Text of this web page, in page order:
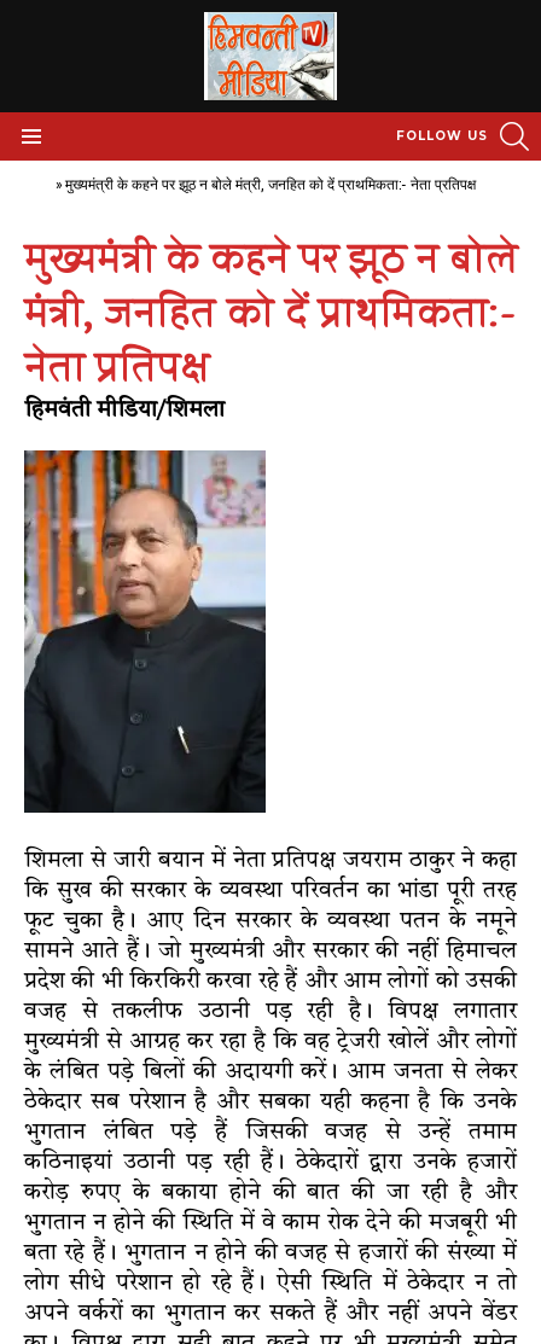
FOLLOW US
» मुख्यमंत्री के कहने पर झूठ न बोले मंत्री, जनहित को दें प्राथमिकता:- नेता प्रतिपक्ष
मुख्यमंत्री के कहने पर झूठ न बोले
मंत्री, जनहित को दें प्राथमिकता:-
नेता प्रतिपक्ष
हिमवंती मीडिया/शिमला
शिमला से जारी बयान में नेता प्रतिपक्ष जयराम ठाकुर ने कहा
कि सुख की सरकार के व्यवस्था परिवर्तन का भांडा पूरी तरह
फूट चुका है। आए दिन सरकार के व्यवस्था पतन के नमूने
सामने आते हैं। जो मुख्यमंत्री और सरकार की नहीं हिमाचल
प्रदेश की भी किरकिरी करवा रहे हैं और आम लोगों को उसकी
वजह से तकलीफ उठानी पड़ रही है। विपक्ष लगातार
मुख्यमंत्री से आग्रह कर रहा है कि वह ट्रेजरी खोलें और लोगों
के लंबित पड़े बिलों की अदायगी करें। आम जनता से लेकर
ठेकेदार सब परेशान है और सबका यही कहना है कि उनके
भुगतान लंबित पड़े हैं जिसकी वजह से उन्हें तमाम
कठिनाइयां उठानी पड़ रही हैं। ठेकेदारों द्वारा उनके हजारों
करोड़ रुपए के बकाया होने की बात की जा रही है और
भुगतान न होने की स्थिति में वे काम रोक देने की मजबूरी भी
बता रहे हैं। भुगतान न होने की वजह से हजारों की संख्या में
लोग सीधे परेशान हो रहे हैं। ऐसी स्थिति में ठेकेदार न तो
अपने वर्करों का भुगतान कर सकते हैं और नहीं अपने वेंडर